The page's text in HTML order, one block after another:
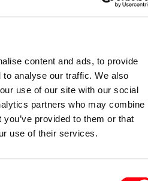
content and ads, to provide
analyse our traffic. We also
use of our site with our social
partners who may combine
provided to them or that
use of their services.
schak wis inb zonder
503
- Courant
Basiselement schakelen
1P maak inb